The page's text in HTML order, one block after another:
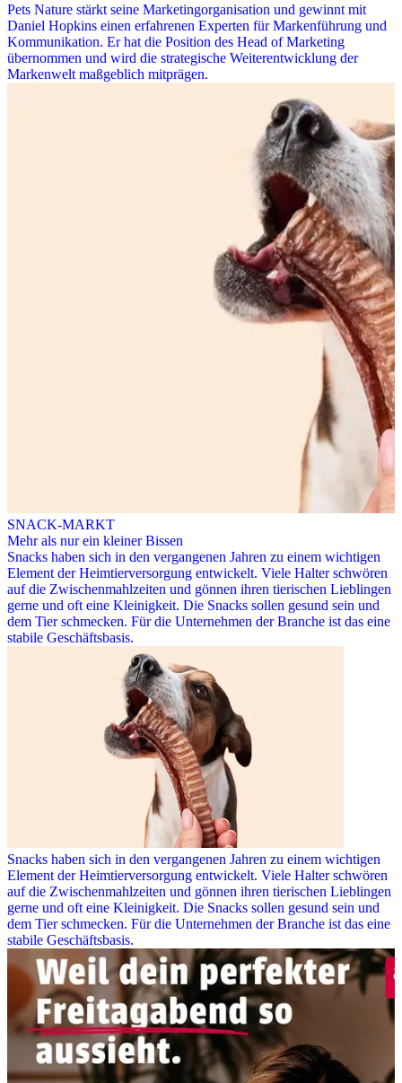
Pets Nature stärkt seine Marketingorganisation und gewinnt mit
Daniel Hopkins einen erfahrenen Experten für Markenführung und
Kommunikation. Er hat die Position des Head of Marketing
übernommen und wird die strategische Weiterentwicklung der
Markenwelt maßgeblich mitprägen.
SNACK-MARKT
Mehr als nur ein kleiner Bissen
Snacks haben sich in den vergangenen Jahren zu einem wichtigen
Element der Heimtierversorgung entwickelt. Viele Halter schwören
auf die Zwischenmahlzeiten und gönnen ihren tierischen Lieblingen
gerne und oft eine Kleinigkeit. Die Snacks sollen gesund sein und
dem Tier schmecken. Für die Unternehmen der Branche ist das eine
stabile Geschäftsbasis.
Snacks haben sich in den vergangenen Jahren zu einem wichtigen
Element der Heimtierversorgung entwickelt. Viele Halter schwören
auf die Zwischenmahlzeiten und gönnen ihren tierischen Lieblingen
gerne und oft eine Kleinigkeit. Die Snacks sollen gesund sein und
dem Tier schmecken. Für die Unternehmen der Branche ist das eine
stabile Geschäftsbasis.